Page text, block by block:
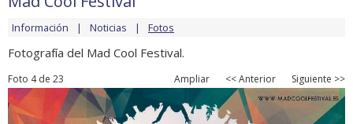
Información Noticias Fotos
Fotografía del Mad Cool Festival.
Foto 4 de 23 Ampliar << Anterior Siguiente >>